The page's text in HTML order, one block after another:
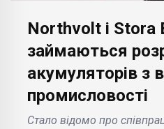
Northvolt і Stora
займаються
акумуляторів з
промисловості
Стало відомо про